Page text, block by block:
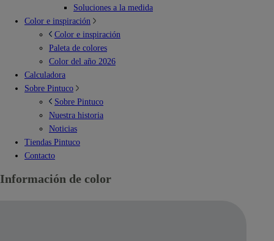
Soluciones a la medida
Color e inspiración
Color e inspiración
Paleta de colores
Color del año 2026
Calculadora
Sobre Pintuco
Sobre Pintuco
Nuestra historia
Noticias
Tiendas Pintuco
Contacto
Información de color